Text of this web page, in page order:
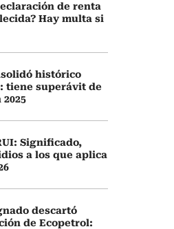
de renta
Hay multa si
histórico
tiene superávit de
Significado,
a los que aplica
descartó
de Ecopetrol: